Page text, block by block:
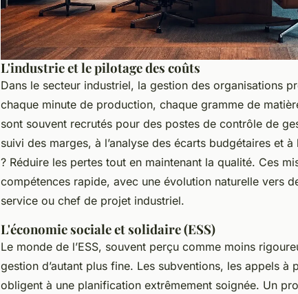
L'industrie et le pilotage des coûts
Dans le secteur industriel, la gestion des organisations
chaque minute de production, chaque gramme de
sont souvent recrutés pour des postes de contrôle de
suivi des marges, à l’analyse des écarts budgétaires et à
? Réduire les pertes tout en maintenant la qualité. Ces
compétences rapide, avec une évolution naturelle vers
service ou chef de projet industriel.
L'économie sociale et solidaire (ESS)
Le monde de l’ESS, souvent perçu comme moins
gestion d’autant plus fine. Les subventions, les appels à
obligent à une planification extrêmement soignée. Un